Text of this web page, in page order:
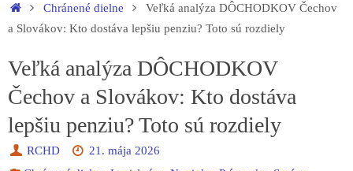
HomeChránené dielne
Veľká analýza DÔCHODKOV Čechov
a Slovákov: Kto dostáva lepšiu penziu? Toto sú rozdiely
Veľká analýza DÔCHODKOV
Čechov a Slovákov: Kto dostáva
lepšiu penziu? Toto sú rozdiely
RCHD
21. mája 2026